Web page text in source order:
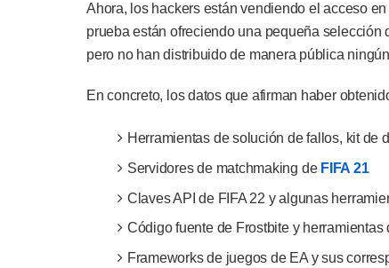
Ahora, los hackers están vendiendo el acceso
prueba están ofreciendo una pequeña
pero no han distribuido de manera pública
En concreto, los datos que afirman haber
Herramientas de solución de fallos, kit de
Servidores de matchmaking de FIFA 21
Claves API de FIFA 22 y algunas
Código fuente de Frostbite y
Frameworks de juegos de EA y sus